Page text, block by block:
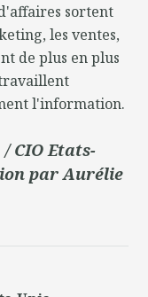
sortent
les ventes,
de plus en plus
l'information.
CIO Etats-
par Aurélie